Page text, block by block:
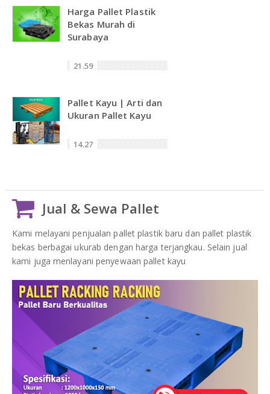
Harga Pallet Plastik
Bekas Murah di
Surabaya
21.59
Pallet Kayu | Arti dan
Ukuran Pallet Kayu
14.27
Jual & Sewa Pallet
Kami melayani penjualan pallet plastik baru dan pallet plastik
bekas berbagai ukurab dengan harga terjangkau. Selain jual
kami juga menlayani penyewaan pallet kayu